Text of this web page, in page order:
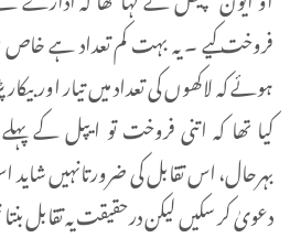
فروخت کیے ۔ یہ بہت کم تعداد ہے خاص
ہوئے کہ لاکھوں کی تعداد میں تیار اور
کیا تھا کہ اتنی فروخت تو ایپل کے
بہرحال، اس تقابل کی ضرورتانہیں شاید
دعویٰ کر سکیں لیکن درحقیقت یہ تقابل